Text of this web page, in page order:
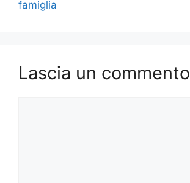
k
famiglia
Lascia un commento